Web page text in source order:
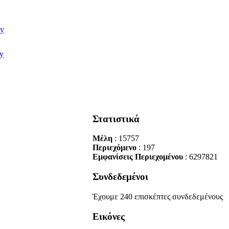
Στατιστικά
Μέλη : 15757
Περιεχόμενο : 197
Εμφανίσεις Περιεχομένου : 6297821
Συνδεδεμένοι
Έχουμε 240 επισκέπτες συνδεδεμένους
Εικόνες